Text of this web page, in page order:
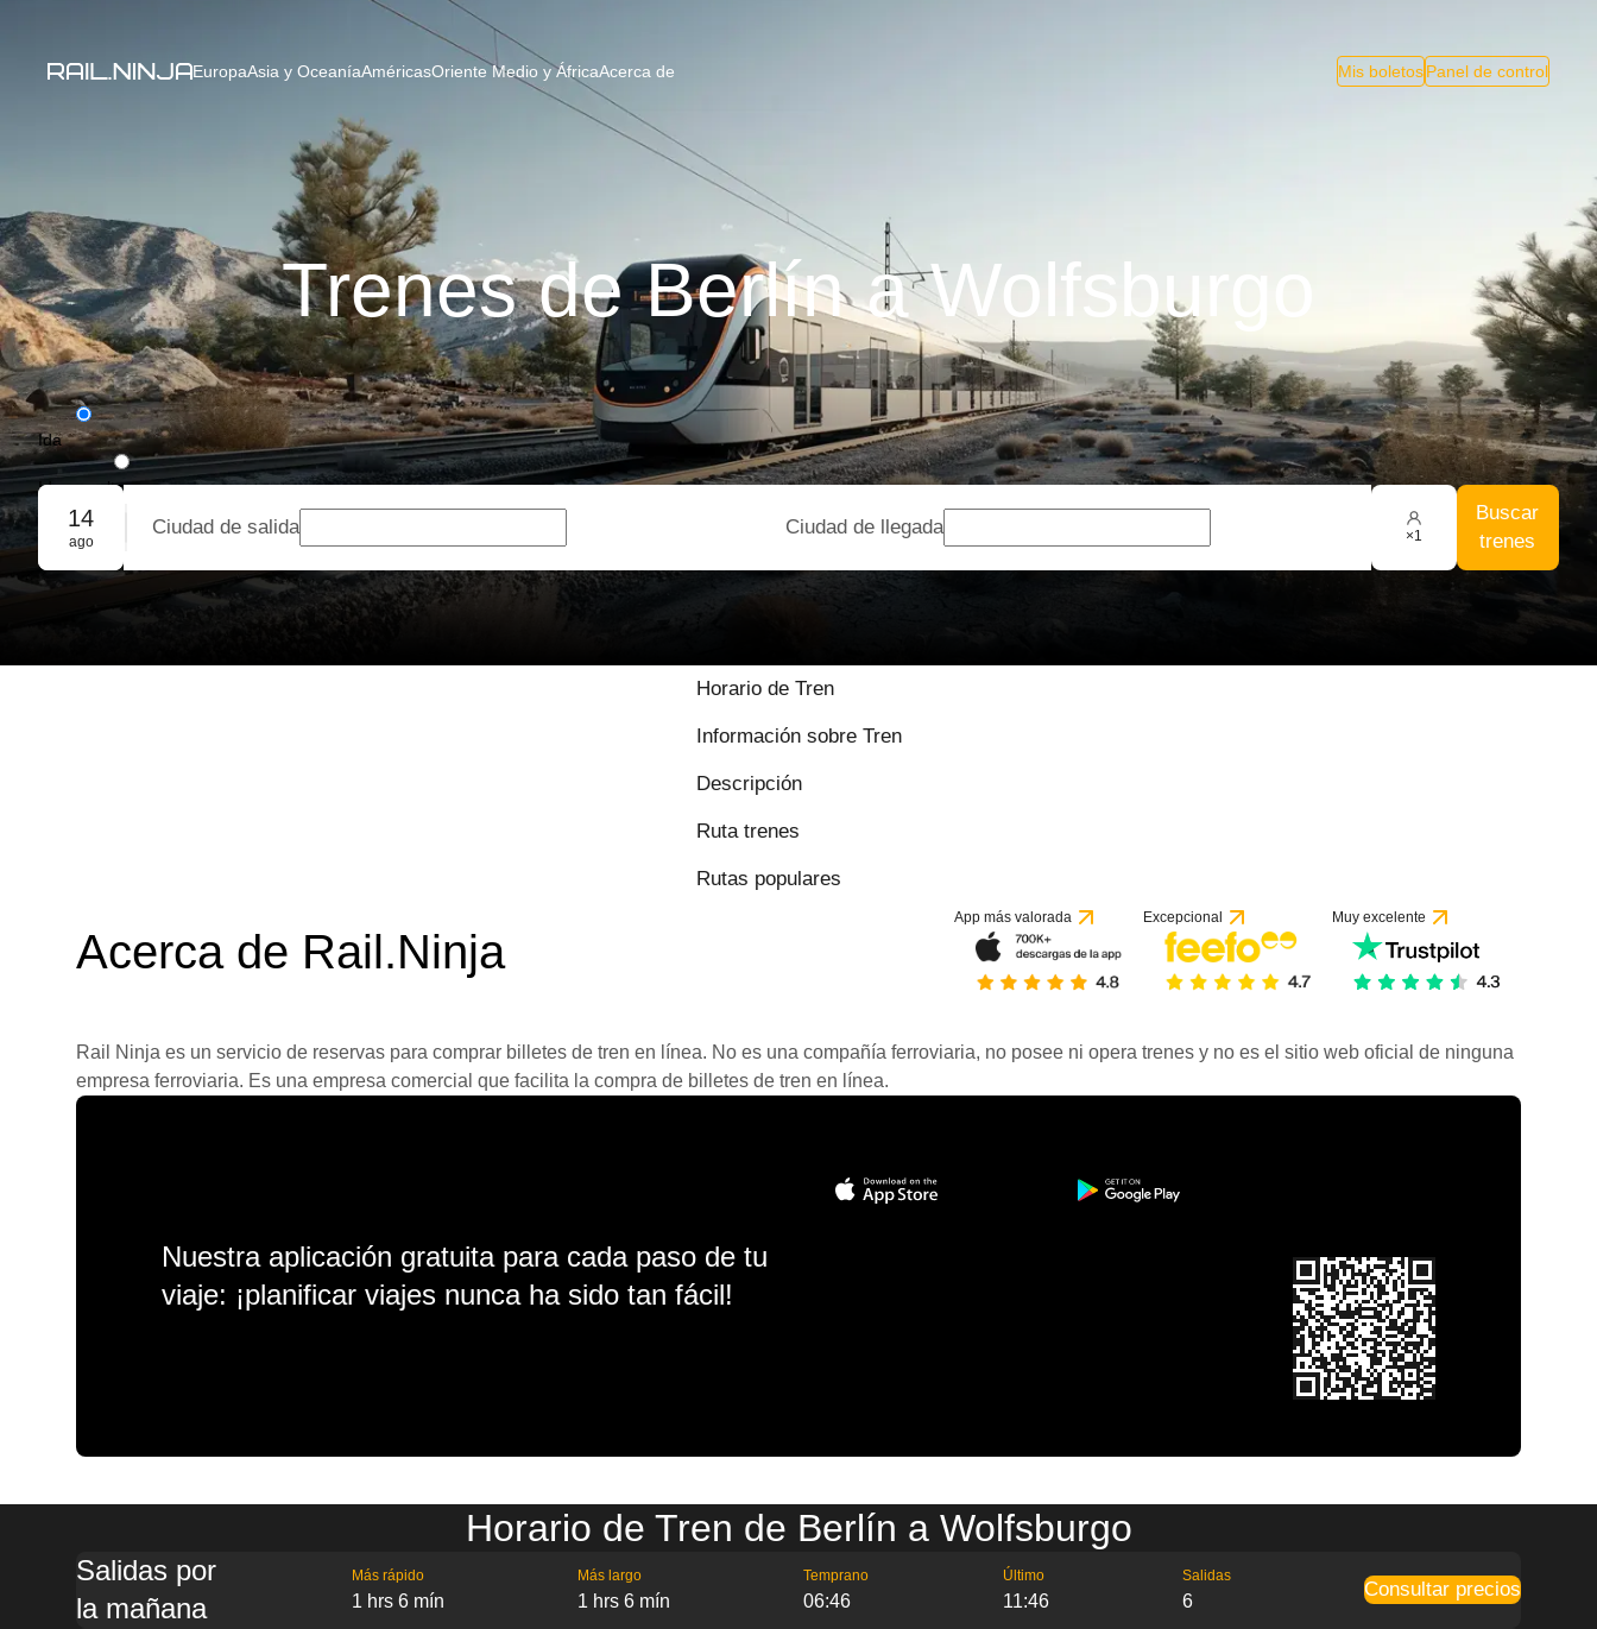
EuropaAsia y OceaníaAméricasOriente Medio y ÁfricaAcerca de Mis boletosPanel de control
Trenes de Berlín a Wolfsburgo
Ida
Ida y vuelta
Reserva grupal
14
ago
Ciudad de salida Ciudad de llegada ×1
Buscar
trenes
Horario de Tren
Información sobre Tren
Descripción
Ruta trenes
Rutas populares
Acerca de Rail.Ninja
App más valorada Excepcional Muy excelente
Rail Ninja es un servicio de reservas para comprar billetes de tren en línea. No es una compañía ferroviaria, no posee ni opera trenes y no es el sitio web oficial de ninguna
empresa ferroviaria. Es una empresa comercial que facilita la compra de billetes de tren en línea.
Nuestra aplicación gratuita para cada paso de tu
viaje: ¡planificar viajes nunca ha sido tan fácil!
Horario de Tren de Berlín a Wolfsburgo
Salidas por
la mañana
Más rápido
1 hrs 6 mín
Más largo
1 hrs 6 mín
Temprano
06:46
Último
11:46
Salidas
6
Consultar precios